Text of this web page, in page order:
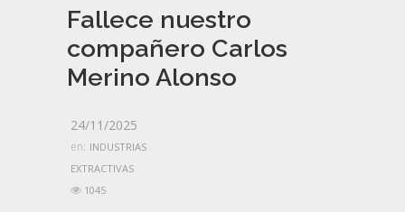
Fallece nuestro
compañero Carlos
Merino Alonso
24/11/2025
en: INDUSTRIAS
EXTRACTIVAS
1045